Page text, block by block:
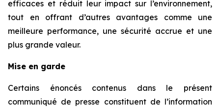
efficaces et réduit leur impact sur l’environnement,
tout en offrant d’autres avantages comme une
meilleure performance, une sécurité accrue et une
plus grande valeur.
Mise en garde
Certains énoncés contenus dans le présent
communiqué de presse constituent de l’information